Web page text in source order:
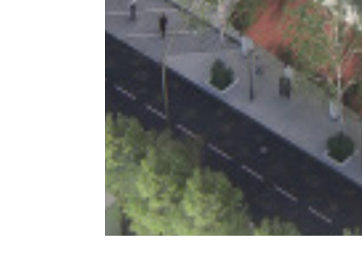
ຕົວ
ເມືອງ
ໂຄງ
ສ້າງ
ອິນຟຣາ
ສິ່ງ
ແວດ
ລ້ອມ
ສິ່ງອຳນວຍ
ຄວາມສະດວກ
ທາງສັງຄົມ